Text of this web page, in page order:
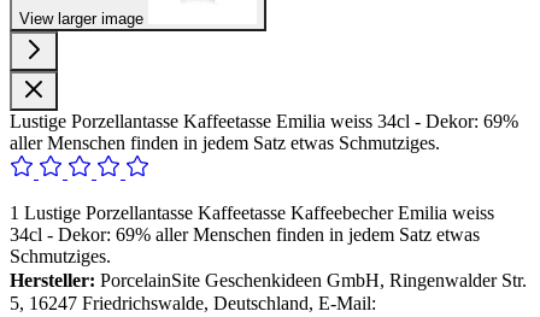
View larger image
Lustige Porzellantasse Kaffeetasse Emilia weiss 34cl - Dekor: 69%
aller Menschen finden in jedem Satz etwas Schmutziges.
1 Lustige Porzellantasse Kaffeetasse Kaffeebecher Emilia weiss
34cl - Dekor: 69% aller Menschen finden in jedem Satz etwas
Schmutziges.
Hersteller: PorcelainSite Geschenkideen GmbH, Ringenwalder Str.
5, 16247 Friedrichswalde, Deutschland, E-Mail: